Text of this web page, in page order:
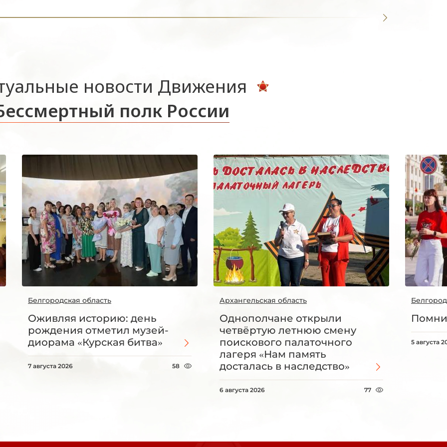
новости Движения
полк России
Белгородская область
Оживляя историю: день
рождения отметил музей-
диорама «Курская битва»
7 августа 2026 58
Архангельская область
Однополчане открыли
четвёртую летнюю смену
поискового палаточного
лагеря «Нам память
досталась в наследство»
6 августа 2026 77
5 августа